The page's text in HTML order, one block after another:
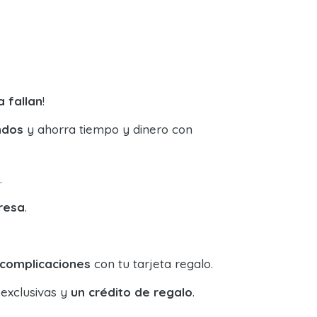
fallan!
y ahorra tiempo y dinero con
.
.
con tu tarjeta regalo.
y un crédito de regalo.